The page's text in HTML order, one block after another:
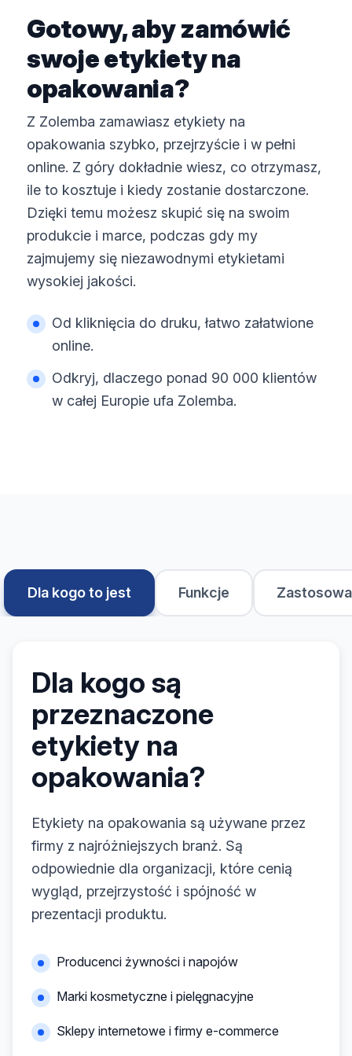
Gotowy, aby zamówić
swoje etykiety na
opakowania?
Z Zolemba zamawiasz etykiety na
opakowania szybko, przejrzyście i w pełni
online. Z góry dokładnie wiesz, co otrzymasz,
ile to kosztuje i kiedy zostanie dostarczone.
Dzięki temu możesz skupić się na swoim
produkcie i marce, podczas gdy my
zajmujemy się niezawodnymi etykietami
wysokiej jakości.
Od kliknięcia do druku, łatwo załatwione
online.
Odkryj, dlaczego ponad 90 000 klientów
w całej Europie ufa Zolemba.
Dla kogo to jest Funkcje
Dla kogo są
przeznaczone
etykiety na
opakowania?
Etykiety na opakowania są używane przez
firmy z najróżniejszych branż. Są
odpowiednie dla organizacji, które cenią
wygląd, przejrzystość i spójność w
prezentacji produktu.
Producenci żywności i napojów
Marki kosmetyczne i pielęgnacyjne
Sklepy internetowe i firmy e-commerce